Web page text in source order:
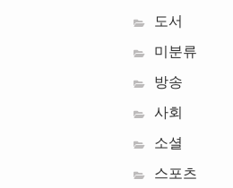
도서
미분류
방송
사회
소셜
스포츠